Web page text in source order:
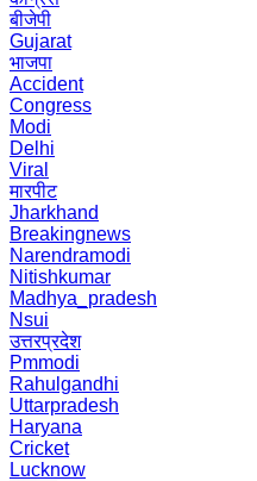
बीजेपी
Gujarat
भाजपा
Accident
Congress
Modi
Delhi
Viral
मारपीट
Jharkhand
Breakingnews
Narendramodi
Nitishkumar
Madhya_pradesh
Nsui
उत्तरप्रदेश
Pmmodi
Rahulgandhi
Uttarpradesh
Haryana
Cricket
Lucknow